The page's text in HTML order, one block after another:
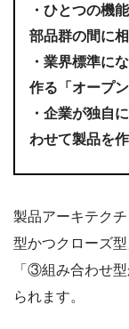
・ひとつの機
部品群の間に
・業界標準に
作る「オープン
・企業が独自
わせて製品を
製品アーキテク
型かつクローズ
「③組み合わせ
られます。